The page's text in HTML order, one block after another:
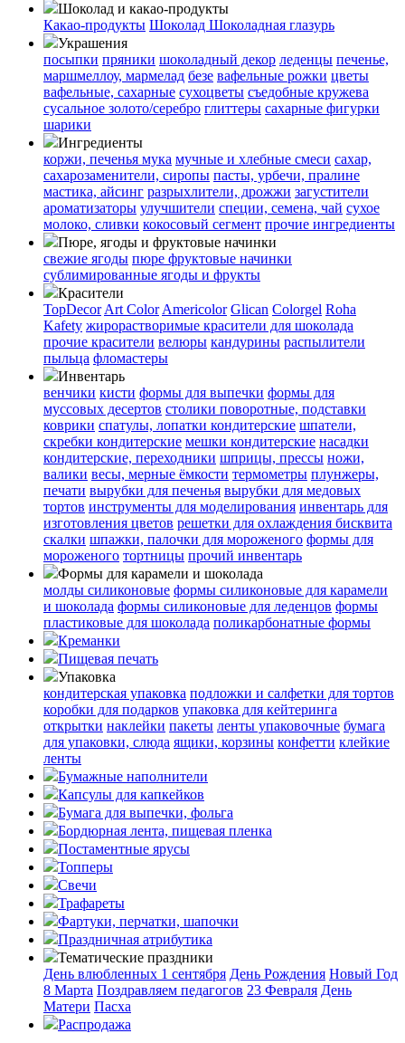
Шоколад и какао-продукты
Какао-продукты Шоколад Шоколадная глазурь
Украшения
посыпки пряники шоколадный декор леденцы печенье,
маршмеллоу, мармелад безе вафельные рожки цветы
вафельные, сахарные сухоцветы съедобные кружева
сусальное золото/серебро глиттеры сахарные фигурки
шарики
Ингредиенты
коржи, печенья мука мучные и хлебные смеси сахар,
сахарозаменители, сиропы пасты, урбечи, пралине
мастика, айсинг разрыхлители, дрожжи загустители
ароматизаторы улучшители специи, семена, чай сухое
молоко, сливки кокосовый сегмент прочие ингредиенты
Пюре, ягоды и фруктовые начинки
свежие ягоды пюре фруктовые начинки
сублимированные ягоды и фрукты
Красители
TopDecor Art Color Americolor Glican Colorgel Roha
Kafety жирорастворимые красители для шоколада
прочие красители велюры кандурины распылители
пыльца фломастеры
Инвентарь
венчики кисти формы для выпечки формы для
муссовых десертов столики поворотные, подставки
коврики cпатулы, лопатки кондитерские шпатели,
скребки кондитерские мешки кондитерские насадки
кондитерские, переходники шприцы, прессы ножи,
валики весы, мерные ёмкости термометры плунжеры,
печати вырубки для печенья вырубки для медовых
тортов инструменты для моделирования инвентарь для
изготовления цветов решетки для охлаждения бисквита
скалки шпажки, палочки для мороженого формы для
мороженого тортницы прочий инвентарь
Формы для карамели и шоколада
молды силиконовые формы силиконовые для карамели
и шоколада формы силиконовые для леденцов формы
пластиковые для шоколада поликарбонатные формы
Креманки
Пищевая печать
Упаковка
кондитерская упаковка подложки и салфетки для тортов
коробки для подарков упаковка для кейтеринга
открытки наклейки пакеты ленты упаковочные бумага
для упаковки, слюда ящики, корзины конфетти клейкие
ленты
Бумажные наполнители
Капсулы для капкейков
Бумага для выпечки, фольга
Бордюрная лента, пищевая пленка
Постаментные ярусы
Топперы
Свечи
Трафареты
Фартуки, перчатки, шапочки
Праздничная атрибутика
Тематические праздники
День влюбленных 1 сентября День Рождения Новый Год
8 Марта Поздравляем педагогов 23 Февраля День
Матери Пасха
Распродажа